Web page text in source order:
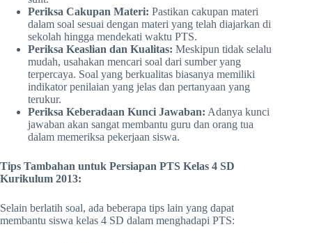
Periksa Cakupan Materi: Pastikan cakupan materi
dalam soal sesuai dengan materi yang telah diajarkan di
sekolah hingga mendekati waktu PTS.
Periksa Keaslian dan Kualitas: Meskipun tidak selalu
mudah, usahakan mencari soal dari sumber yang
terpercaya. Soal yang berkualitas biasanya memiliki
indikator penilaian yang jelas dan pertanyaan yang
terukur.
Periksa Keberadaan Kunci Jawaban: Adanya kunci
jawaban akan sangat membantu guru dan orang tua
dalam memeriksa pekerjaan siswa.
Tips Tambahan untuk Persiapan PTS Kelas 4 SD
Kurikulum 2013:
Selain berlatih soal, ada beberapa tips lain yang dapat
membantu siswa kelas 4 SD dalam menghadapi PTS: